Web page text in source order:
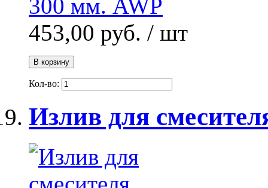
453,00 руб. / шт
В корзину
Кол-во:
Излив для